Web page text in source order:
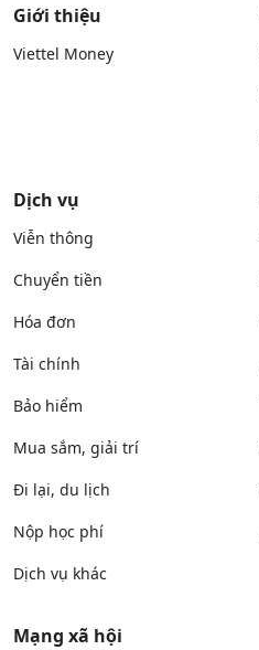
Giới thiệu
Viettel Money
Dịch vụ
Viễn thông
Chuyển tiền
Hóa đơn
Tài chính
Bảo hiểm
Mua sắm, giải trí
Đi lại, du lịch
Nộp học phí
Dịch vụ khác
Mạng xã hội